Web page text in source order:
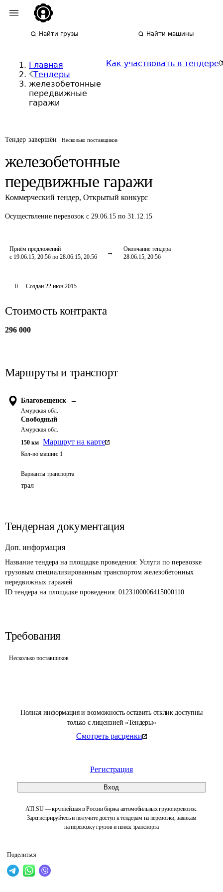
Найти грузы Найти машины
Главная
Тендеры
железобетонные
передвижные
гаражи
Как участвовать в тендере
Тендер завершён Несколько поставщиков
железобетонные
передвижные гаражи
Коммерческий тендер, Открытый конкурс
Осуществление перевозок с 29.06.15 по 31.12.15
Приём предложений
с 19.06.15, 20:56 по 28.06.15, 20:56
Окончание тендера
28.06.15, 20:56
Полная информация и возможность оставить отклик доступны
только с лицензией «Тендеры»
Смотреть расценки
Регистрация
Вход
ATI.SU — крупнейшая в России биржа автомобильных грузоперевозок.
Зарегистрируйтесь и получите доступ к тендерам на перевозки, заявкам
на перевозку грузов и поиск транспорта
Поделиться
0 Создан 22 июн 2015
Стоимость контракта
296 000
Маршруты и транспорт
Благовещенск →
Амурская обл.
Свободный
Амурская обл.
150 км Маршрут на карте
Кол-во машин: 1
Варианты транспорта
трал
Тендерная документация
Доп. информация
Название тендера на площадке проведения: Услуги по перевозке
грузовым специализированным транспортом железобетонных
передвижных гаражей
ID тендера на площадке проведения: 0123100006415000110
Требования
Несколько поставщиков